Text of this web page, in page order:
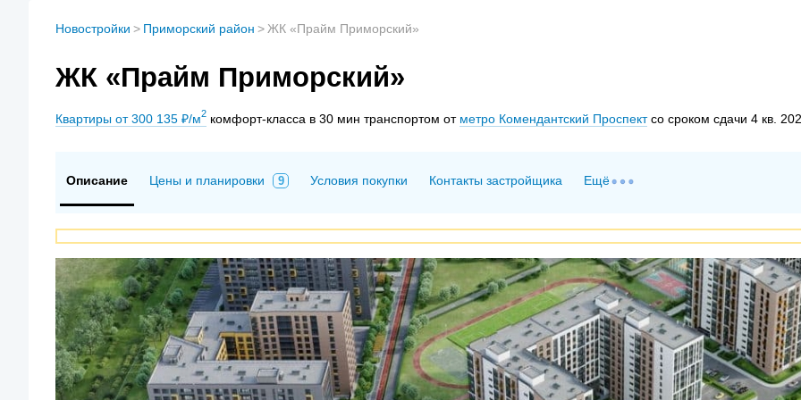
Новостройки > Приморский район > ЖК «Прайм Приморский»‎
ЖК «Прайм Приморский»‎
Квартиры от 300 135 ₽/м2комфорт-класса в 30 мин транспортом от метро Комендантский Проспектсо сроком сдачи 4 кв.
Описание Цены и планировки 9 Условия покупки Контакты застройщика Ещё